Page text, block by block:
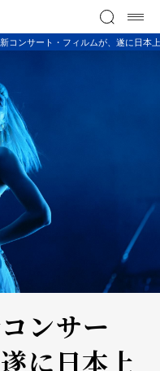
コンサート・フィルムが、遂に日本
ンサー
遂に日本上